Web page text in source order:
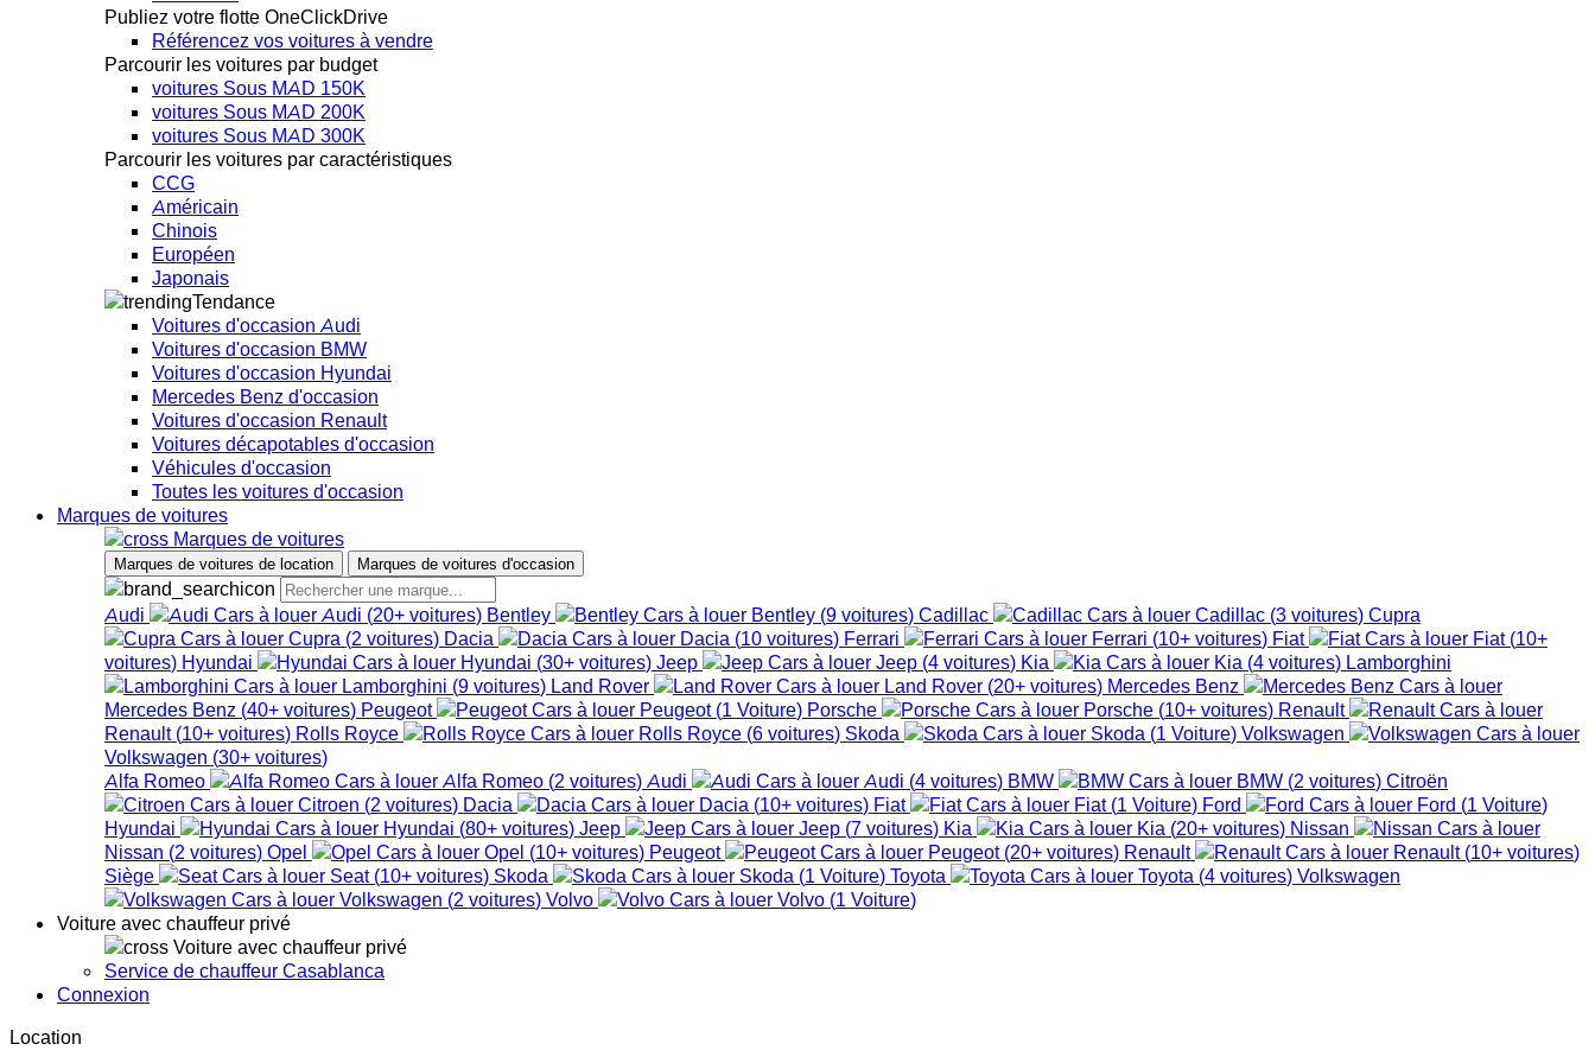
Publiez votre flotte OneClickDrive
Référencez vos voitures à vendre
Parcourir les voitures par budget
voitures Sous MAD 150K
voitures Sous MAD 200K
voitures Sous MAD 300K
Parcourir les voitures par caractéristiques
CCG
Américain
Chinois
Européen
Japonais
Tendance
Voitures d'occasion Audi
Voitures d'occasion BMW
Voitures d'occasion Hyundai
Mercedes Benz d'occasion
Voitures d'occasion Renault
Voitures décapotables d'occasion
Véhicules d'occasion
Toutes les voitures d'occasion
Marques de voitures
Marques de voitures
Marques de voitures de location Marques de voitures d'occasion
Audi Audi (20+ voitures) Bentley Bentley (9 voitures) Cadillac Cadillac (3 voitures) Cupra
Cupra (2 voitures) Dacia Dacia (10 voitures) Ferrari Ferrari (10+ voitures) Fiat Fiat (10+
voitures) Hyundai Hyundai (30+ voitures) Jeep Jeep (4 voitures) Kia Kia (4 voitures) Lamborghini
Lamborghini (9 voitures) Land Rover Land Rover (20+ voitures) Mercedes Benz
Mercedes Benz (40+ voitures) Peugeot Peugeot (1 Voiture) Porsche Porsche (10+ voitures) Renault
Renault (10+ voitures) Rolls Royce Rolls Royce (6 voitures) Skoda Skoda (1 Voiture) Volkswagen
Volkswagen (30+ voitures)
Alfa Romeo
Alfa Romeo (2 voitures) Audi Audi (4 voitures) BMW BMW (2 voitures) Citroën
Citroen (2 voitures) Dacia Dacia (10+ voitures) Fiat Fiat (1 Voiture) Ford Ford (1 Voiture)
Hyundai
Hyundai (80+ voitures) Jeep Jeep (7 voitures) Kia Kia (20+ voitures) Nissan
Nissan (2 voitures) Opel Opel (10+ voitures) Peugeot Peugeot (20+ voitures) Renault Renault (10+ voitures)
Siège
Seat (10+ voitures) Skoda Skoda (1 Voiture) Toyota Toyota (4 voitures) Volkswagen
Volkswagen (2 voitures) Volvo Volvo (1 Voiture)
Voiture avec chauffeur privé
Voiture avec chauffeur privé
Service de chauffeur Casablanca
Connexion
Location